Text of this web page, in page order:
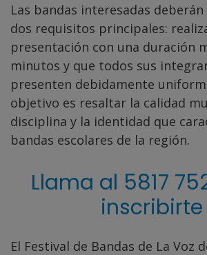
Las bandas interesadas
dos requisitos principales:
presentación con una duración
minutos y que todos sus
presenten debidamente
objetivo es resaltar la calidad
disciplina y la identidad que
bandas escolares de la región.
Llama al 5817
inscribirte
El Festival de Bandas de La Voz